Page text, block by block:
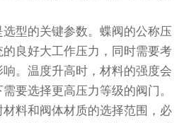
型的关键参数。蝶阀的公称压
良好大工作压力，同时需要考
。温度升高时，材料的强度会
要选择更高压力等级的阀门。
料和阀体材质的选择范围，必